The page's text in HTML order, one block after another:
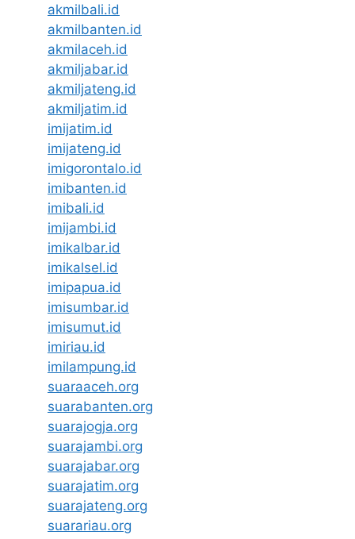
akmilbali.id
akmilbanten.id
akmilaceh.id
akmiljabar.id
akmiljateng.id
akmiljatim.id
imijatim.id
imijateng.id
imigorontalo.id
imibanten.id
imibali.id
imijambi.id
imikalbar.id
imikalsel.id
imipapua.id
imisumbar.id
imisumut.id
imiriau.id
imilampung.id
suaraaceh.org
suarabanten.org
suarajogja.org
suarajambi.org
suarajabar.org
suarajatim.org
suarajateng.org
suarariau.org